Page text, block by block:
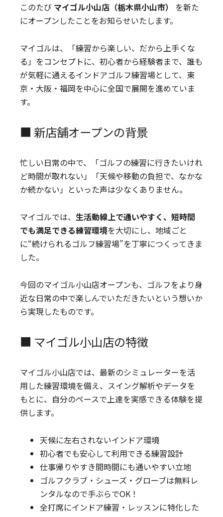
このたび マイゴル小山店（栃木県小山市）
を新た
にオープンしたことをお知らせいたします。
マイゴルは、「練習から楽しい、だから上手くな
る」をコンセプトに、初心者から経験者まで、誰も
が気軽に通えるインドアゴルフ練習場として、東
京・大阪・福岡を中心に全国で展開を進めていま
す。
■ 新店舗オープンの背景
忙しい日常の中で、「ゴルフの練習に行きたいけれ
ど時間が取れない」「天候や移動の負担で、なかな
か続かない」といった声は少なくありません。
マイゴルでは、生活動線上で通いやすく、短時間
でも満足できる練習環境を大切にし、地域ごと
に“続けられるゴルフ練習場”を丁寧につくってきま
した。
今回のマイゴル小山店オープンも、ゴルフをより身
近な日常の中で楽しんでいただきたいという想いか
ら実現したものです。
■ マイゴル小山店の特徴
マイゴル小山店では、最新のシミュレーターを活
用した練習環境を備え、スイング解析やデータを
もとに、自分のペースで上達を実感できる体験を提
供します。
天候に左右されないインドア環境
初心者でも安心して利用できる練習設計
仕事帰りやすき間時間にも通いやすい立地
ゴルフクラブ・シューズ・グローブは無料レ
ンタルなので手ぶらでOK！
全打席にインドア練習・レッスンに特化した